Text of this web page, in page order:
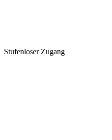
Stufenloser Zugang